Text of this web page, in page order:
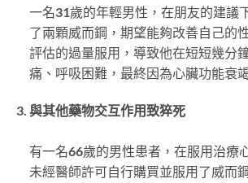
一名31歲的年輕男性，在朋友的建議
了兩顆威而鋼，期望能夠改善自己的
評估的過量服用，導致他在短短幾分
痛、呼吸困難，最終因為心臟功能衰
與其他藥物交互作用致猝死
有一名66歲的男性患者，在服用治療
未經醫師許可自行購買並服用了威而